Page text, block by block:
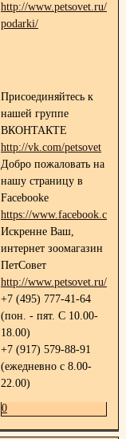
http://www.petsovet.ru/
podarki/
Присоединяйтесь к
нашей группе
ВКОНТАКТЕ
http://vk.com/petsovet
Добро пожаловать на
нашу страницу в
Facebooke
https://
Искренне Ваш,
интернет зоомагазин
ПетСовет
http://www.petsovet.ru/
+7 (495) 777-41-64
(пон. - пят. С 10.00-
18.00)
+7 (917) 579-88-91
(ежедневно с 8.00-
22.00)
0